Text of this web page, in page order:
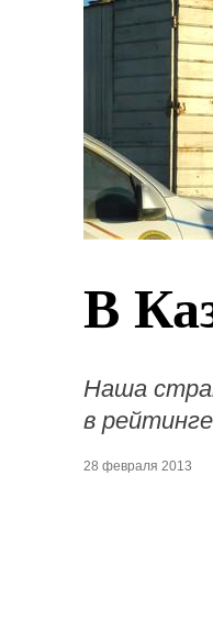
В
Наша
в
28 февраля 2013